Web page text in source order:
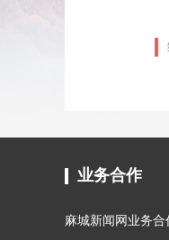
业务合作
麻城新闻网业务